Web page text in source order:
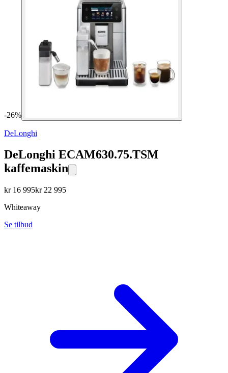
-26%
DeLonghi
DeLonghi ECAM630.75.TSM
kaffemaskin
kr 16 995kr 22 995
Whiteaway
Se tilbud